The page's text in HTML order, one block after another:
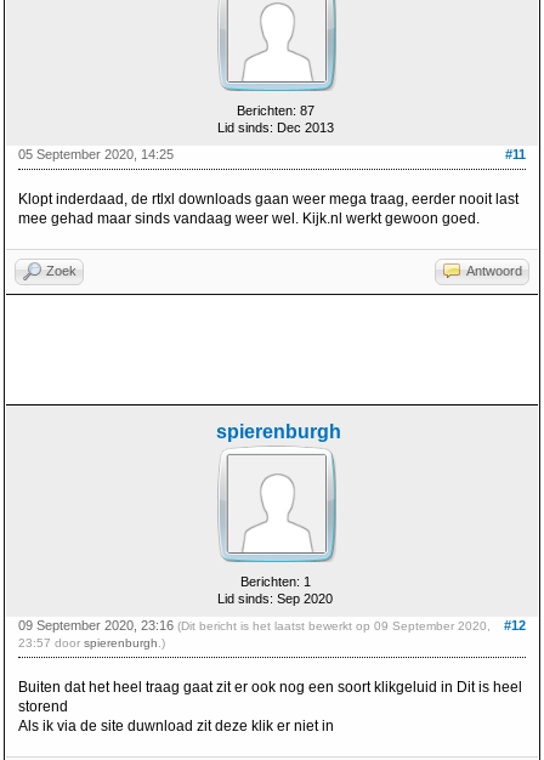
Berichten: 87
Lid sinds: Dec 2013
#11
05 September 2020, 14:25
Klopt inderdaad, de rtlxl downloads gaan weer mega traag, eerder nooit last
mee gehad maar sinds vandaag weer wel. Kijk.nl werkt gewoon goed.
Zoek Antwoord
spierenburgh
Berichten: 1
Lid sinds: Sep 2020
#12
09 September 2020, 23:16 (Dit bericht is het laatst bewerkt op 09 September 2020,
23:57 door spierenburgh .)
Buiten dat het heel traag gaat zit er ook nog een soort klikgeluid in Dit is heel
storend
Als ik via de site duwnload zit deze klik er niet in